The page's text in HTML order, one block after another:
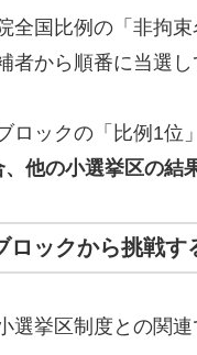
全国比例の「非拘
者から順番に当選
ロックの「比例1位
他の小選挙区の結
ロックから挑戦
選挙区制度との関連